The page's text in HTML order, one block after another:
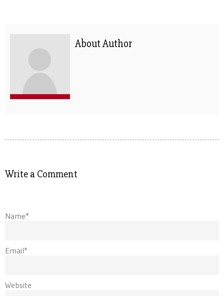
About Author
Write a Comment
Name*
Email*
Website